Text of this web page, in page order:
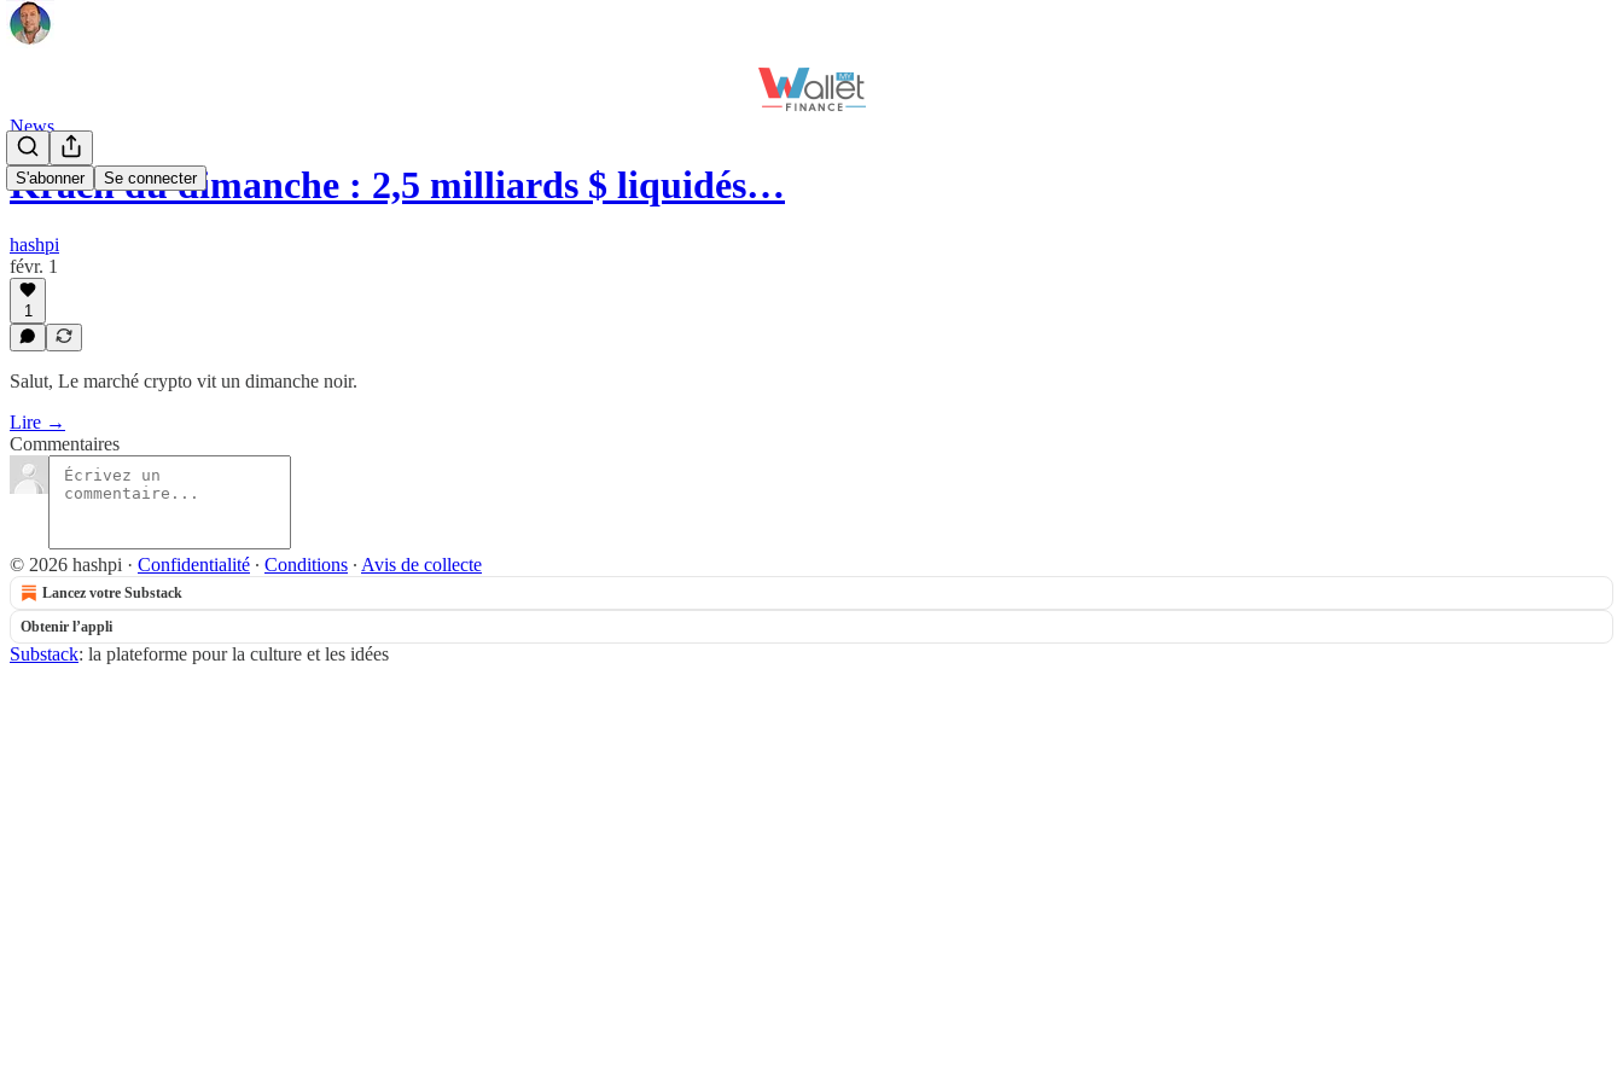
S'abonner Se connecter
News
Krach du dimanche : 2,5 milliards $ liquidés…
hashpi
févr. 1
1
Salut, Le marché crypto vit un dimanche noir.
Lire →
Commentaires
© 2026 hashpi · Confidentialité ∙ Conditions ∙ Avis de collecte
Lancez votre Substack
Obtenir l’appli
Substack: la plateforme pour la culture et les idées